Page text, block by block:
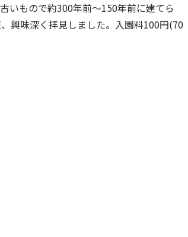
いもので約300年前～150年前に建てら
興味深く拝見しました。入園料100円(70